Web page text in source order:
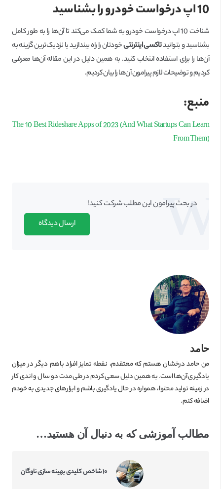
10 اپ درخواست خودرو را بشناسید
شناخت 10 اپ درخواست خودرو به شما کمک می‌کند تا آن‌ها را به طور کامل
بشناسید و بتوانیدتاکسی اینترنتیخودتان را راه بیندازید یا نزدیک‌ترین گزینه به
آن‌ها را برای استفاده انتخاب کنید. به همین دلیل در این مقاله آن‌ها معرفی
کردیم و توضیحات لازم پیرامون آن‌ها را بیان کردیم.
منبع:
The 10 Best Rideshare Apps of 2023 (And What Startups Can Learn
From Them)
در بحث‌‌ پیرامون این مطلب شرکت کنید!
ارسال دیدگاه
حامد
من حامد درخشان هستم که معتقدم، نقطه تمایز افراد باهم دیگر در میزان
یادگیری آن‌ها است. به همین دلیل سعی کردم در طی مدت دو سال و اندی کار
در زمینه تولید محتوا، همواره در حال یادگیری باشم و ابزارهای جدیدی به خودم
اضافه کنم.
مطالب آموزشی که به دنبال آن هستید…
۱۰ شاخص کلیدی بهینه سازی ناوگان